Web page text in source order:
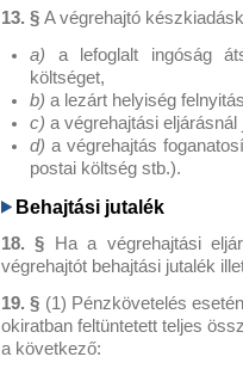
13. § A végrehajtó
a) a lefoglalt ingóság
költséget,
b) a lezárt helyiség
c) a végrehajtási
d) a végrehajtás
postai költség stb.).
Behajtási jutalék
18. §
Ha a végrehajtási
végrehajtót behajtási jutalék
19. § (1) Pénzkövetelés
okiratban feltüntetett teljes
a következő: